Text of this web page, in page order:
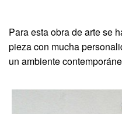
Para esta obra de arte se
pieza con mucha
un ambiente